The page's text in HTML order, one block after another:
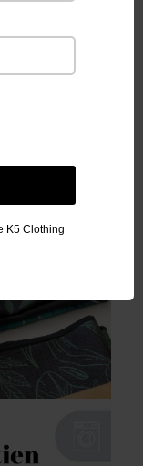
K5 Clothing